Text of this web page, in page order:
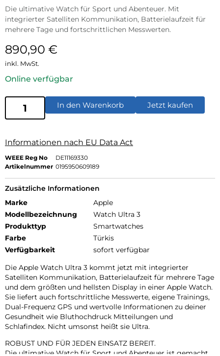
Die ultimative Watch für Sport und Abenteuer. Mit
integrierter Satelliten Kommunikation, Batterielaufzeit für
mehrere Tage und fortschrittlichen Messwerten.
890,90 €
inkl. MwSt.
Online verfügbar
In den Warenkorb Jetzt kaufen
Informationen nach EU Data Act
WEEE Reg No
DE11169330
Artikelnummer 0195950609189
Zusätzliche Informationen
Marke
Apple
Modellbezeichnung
Watch Ultra 3
Produkttyp
Smartwatches
Farbe
Türkis
Verfügbarkeit
sofort verfügbar
Die Apple Watch Ultra 3 kommt jetzt mit integrierter
Satelliten Kommunikation, Batterielaufzeit für mehrere Tage
und dem größten und hellsten Display in einer Apple Watch.
Sie liefert auch fortschrittliche Messwerte, eigene Trainings,
Dual-Frequenz GPS und wertvolle Informationen zu deiner
Gesundheit wie Bluthochdruck Mitteilungen und
Schlafindex. Nicht umsonst heißt sie Ultra.
ROBUST UND FÜR JEDEN EINSATZ BEREIT.
Die ultimative Watch für Sport und Abenteuer ist gemacht,